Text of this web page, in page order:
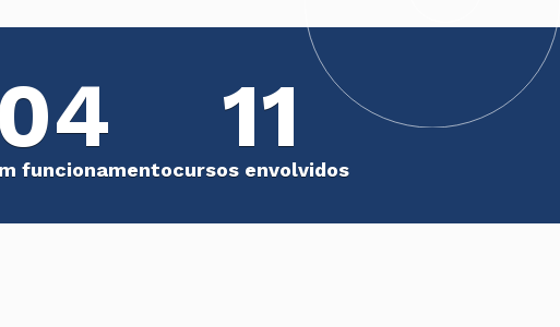
funcionamento
11
cursos envolvidos